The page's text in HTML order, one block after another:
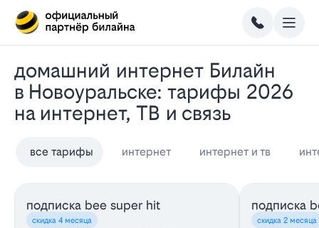
Домашний интернет Билайн
в Новоуральске: тарифы 2026
на интернет, ТВ и связь
все тарифы интернет интернет и тв
подписка bee super hit
скидка 4 месяца
подписка
скидка 2 месяца